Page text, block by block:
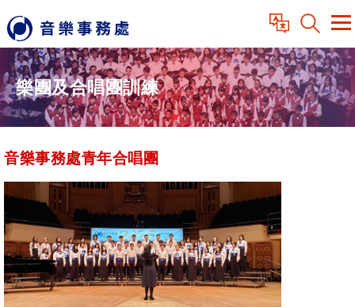
樂團及合唱團訓練
音樂事務處青年合唱團